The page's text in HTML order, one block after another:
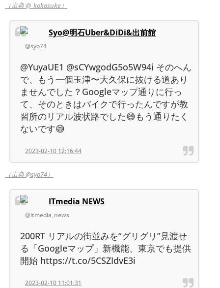
（出典 @_kokosuke）
Syo@明石Uber&DiDi&出前館
@syo74
@YuyaUE1 @sCYwgodG5o5W94i そのへん
で、もう一個玉津〜大久保に抜ける道あり
ませんでした？Googleマップ通りに行っ
て、そのときはバイクで行ったんですが教
習所のリアル波状路でした😅もう通りたく
ないです😅
2023-02-10 12:16:44
（出典 @syo74）
ITmedia NEWS
@itmedia_news
200RT リアルの街並みを“グリグリ”見渡せ
る「Googleマップ」新機能、東京でも提供
開始 https://t.co/5CSZIdvE3i
2023-02-10 11:01:31